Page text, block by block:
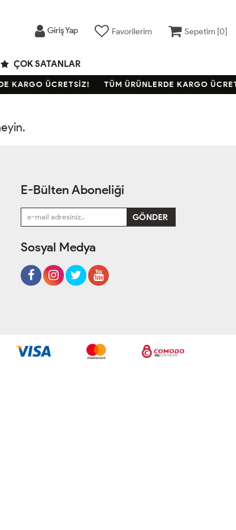
Giriş Yap Favorilerim Sepetim [0]
ÇOK SATANLAR
KARGO ÜCRETSİZ! TÜM ÜRÜNLERDE KARGO
E-Bülten Aboneliği
Sosyal Medya